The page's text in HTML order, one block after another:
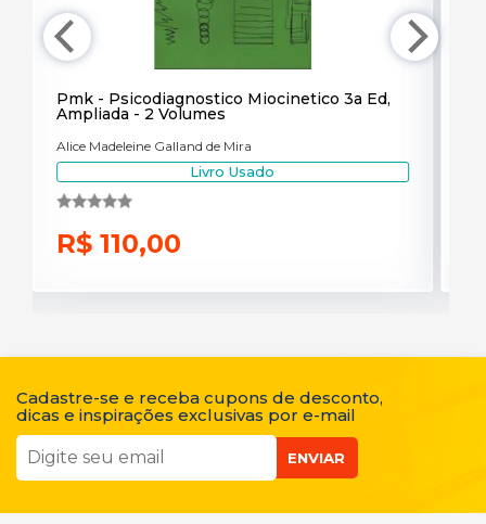
Pmk - Psicodiagnostico Miocinetico 3a Ed,
Ampliada - 2 Volumes
Alice Madeleine Galland de Mira
Livro Usado
R$ 110,00
Cadastre-se e receba cupons de desconto,
dicas e inspirações exclusivas por e-mail
ENVIAR